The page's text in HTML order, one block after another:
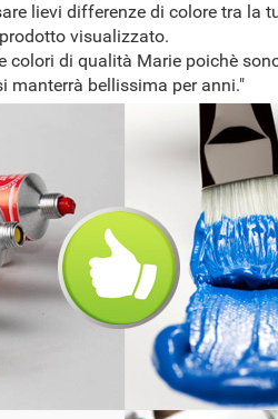
lievi differenze di colore tra la
visualizzato.
colori di qualità Marie poichè
manterrà bellissima per anni."